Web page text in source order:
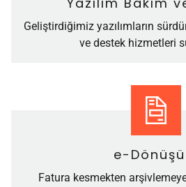
Geliştirdiğimiz yazılımların
ve destek hizmetleri
e-
Fatura kesmekten